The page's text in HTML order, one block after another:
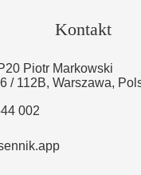
Kontakt
Piotr Markowski
/ 112B, Warszawa,
002